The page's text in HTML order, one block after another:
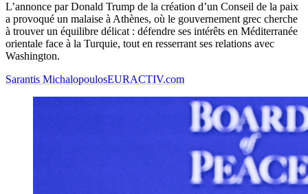
L’annonce par Donald Trump de la création d’un Conseil de la paix
a provoqué un malaise à Athènes, où le gouvernement grec cherche
à trouver un équilibre délicat : défendre ses intérêts en Méditerranée
orientale face à la Turquie, tout en resserrant ses relations avec
Washington.
Sarantis MichalopoulosEURACTIV.com